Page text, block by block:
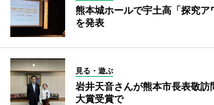
熊本城ホールで宇土高「探究
を発表
見る・遊ぶ
岩井天音さんが熊本市長表敬
大賞受賞で